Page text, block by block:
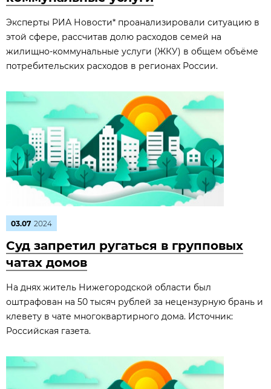
Эксперты РИА Новости* проанализировали ситуацию в
этой сфере, рассчитав долю расходов семей на
жилищно-коммунальные услуги (ЖКУ) в общем объёме
потребительских расходов в регионах России.
03.07 2024
Суд запретил ругаться в групповых
чатах домов
На днях житель Нижегородской области был
оштрафован на 50 тысяч рублей за нецензурную брань и
клевету в чате многоквартирного дома. Источник:
Российская газета.